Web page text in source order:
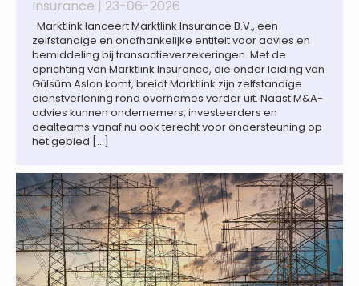
Insurance | 23-06-2026
Marktlink lanceert Marktlink Insurance B.V., een
zelfstandige en onafhankelijke entiteit voor advies en
bemiddeling bij transactieverzekeringen. Met de
oprichting van Marktlink Insurance, die onder leiding van
Gülsüm Aslan komt, breidt Marktlink zijn zelfstandige
dienstverlening rond overnames verder uit. Naast M&A-
advies kunnen ondernemers, investeerders en
dealteams vanaf nu ook terecht voor ondersteuning op
het gebied […]